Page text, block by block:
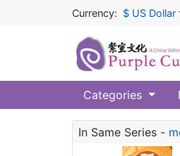
Currency: $ US Dollar
Categories
In Same Series -